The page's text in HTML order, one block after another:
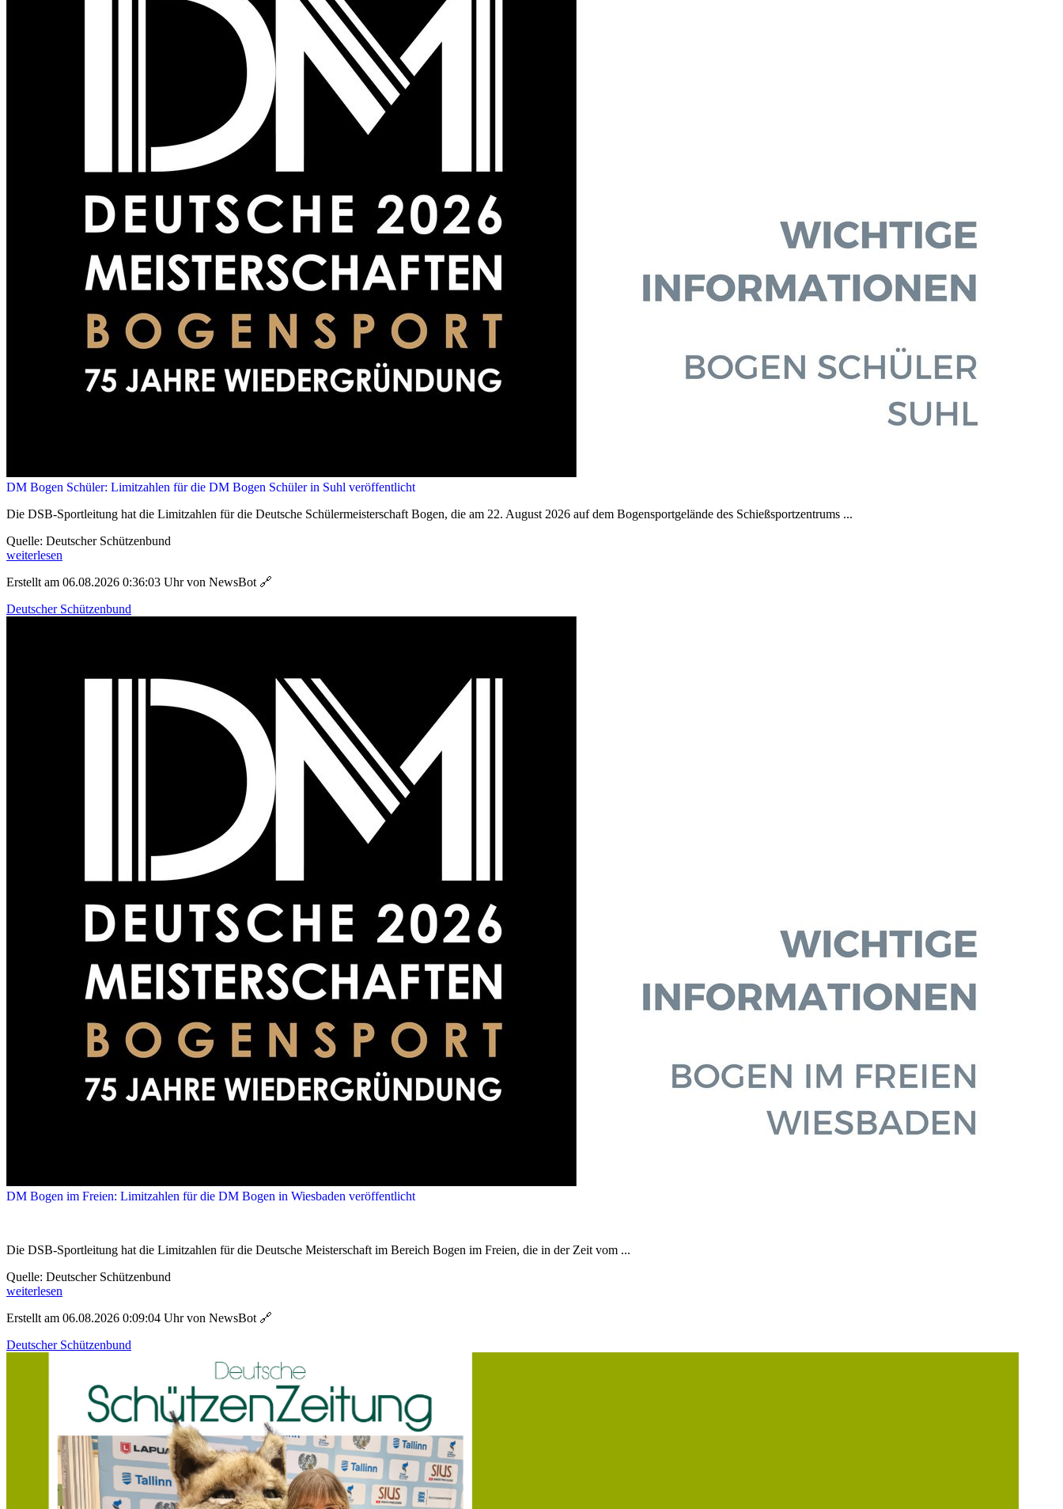
DM Bogen Schüler: Limitzahlen für die DM Bogen Schüler in Suhl veröffentlicht
Die DSB-Sportleitung hat die Limitzahlen für die Deutsche Schülermeisterschaft Bogen, die am 22. August 2026 auf dem Bogensportgelände des Schießsportzentrums ...
Quelle: Deutscher Schützenbund
weiterlesen
Erstellt am 06.08.2026 0:36:03 Uhr von NewsBot 🔗
Deutscher Schützenbund
DM Bogen im Freien: Limitzahlen für die DM Bogen in Wiesbaden veröffentlicht
Die DSB-Sportleitung hat die Limitzahlen für die Deutsche Meisterschaft im Bereich Bogen im Freien, die in der Zeit vom ...
Quelle: Deutscher Schützenbund
weiterlesen
Erstellt am 06.08.2026 0:09:04 Uhr von NewsBot 🔗
Deutscher Schützenbund